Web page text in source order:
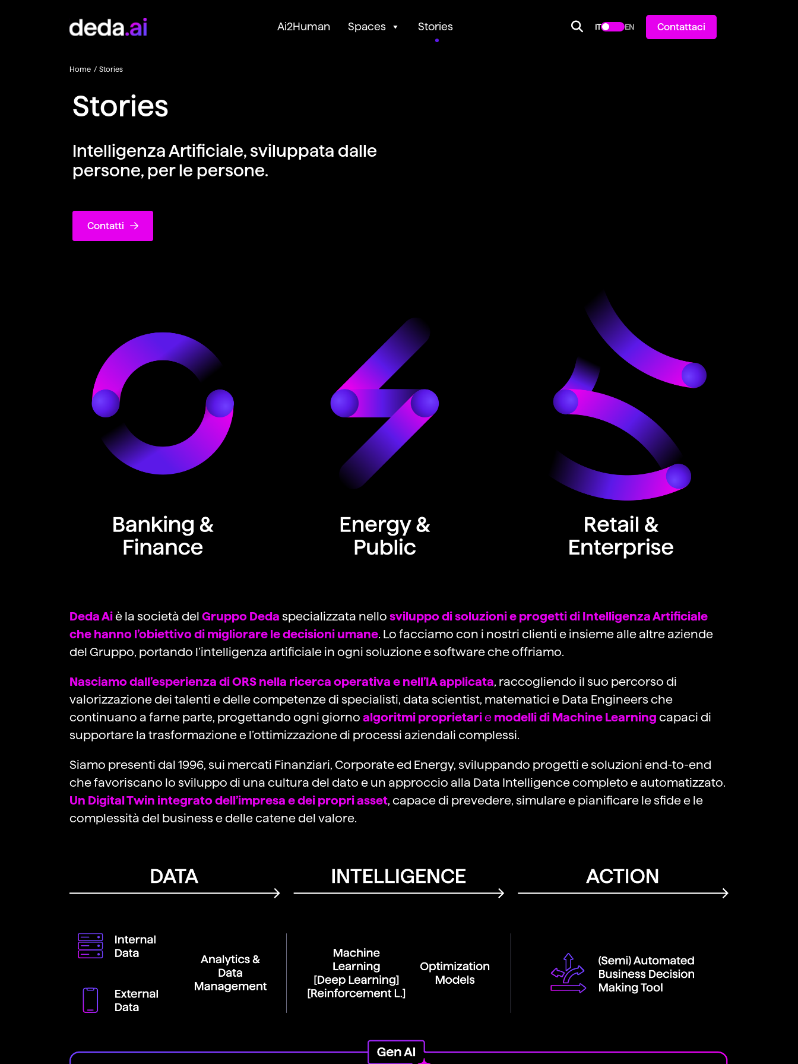
Ai2Human Spaces Stories IT EN Contattaci
Home / Stories
Stories
Intelligenza Artificiale, sviluppata dalle
persone, per le persone.
Contatti
Deda Aiè la società del Gruppo Deda specializzata nello sviluppo di soluzioni e progetti di Intelligenza Artificiale
che hanno l’obiettivo di migliorare le decisioni umane. Lo facciamo con i nostri clienti e insieme alle altre aziende
del Gruppo, portando l’intelligenza artificiale in ogni soluzione e software che offriamo.
Nasciamo dall’esperienza di ORS nella ricerca operativa e nell’IA applicata, raccogliendo il suo percorso di
valorizzazione dei talenti e delle competenze di specialisti, data scientist, matematici e Data Engineers che
continuano a farne parte, progettando ogni giorno algoritmi proprietarie modelli di Machine Learning capaci di
supportare la trasformazione e l’ottimizzazione di processi aziendali complessi.
Siamo presenti dal 1996, sui mercati Finanziari, Corporate ed Energy, sviluppando progetti e soluzioni end-to-end
che favoriscano lo sviluppo di una cultura del dato e un approccio alla Data Intelligence completo e automatizzato.
Un Digital Twin integrato dell’impresa e dei propri asset, capace di prevedere, simulare e pianificare le sfide e le
complessità del business e delle catene del valore.